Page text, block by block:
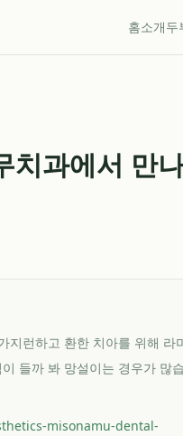
홈소개두
치과에서 만
지런하고 환한 치아를 위해 라
들까 봐 망설이는 경우가 많습
misonamu-dental-